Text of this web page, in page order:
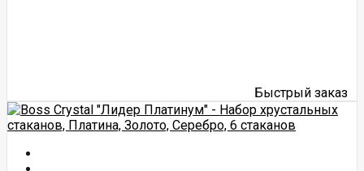
Быстрый заказ